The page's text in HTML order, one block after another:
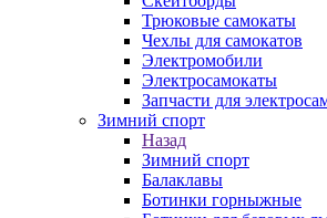
Трюковые самокаты
Чехлы для самокатов
Электромобили
Электросамокаты
Запчасти для
Зимний спорт
Назад
Зимний спорт
Балаклавы
Ботинки горныжные